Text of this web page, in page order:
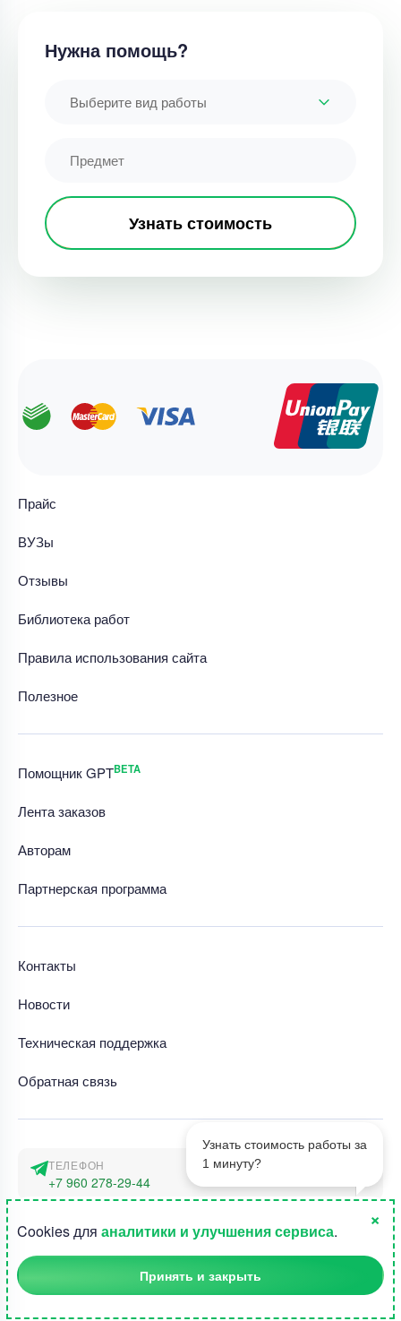
Нужна помощь?
Выберите вид работы
Узнать стоимость
1
Узнать стоимость работы за
1 минуту?
Прайс
ВУЗы
Отзывы
Библиотека работ
Правила использования сайта
Полезное
Помощник GPTBETA
Лента заказов
Авторам
Партнерская программа
Контакты
Новости
Техническая поддержка
Обратная связь
ТЕЛЕФОН
+7 960 278-29-44
г. Москва, наб. Тараса Шевченко 23а
©2015-2026, Студландия -
Cookies для аналитики и улучшения сервиса.
×
Принять и закрыть